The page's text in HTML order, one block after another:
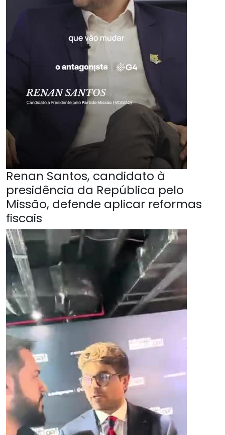
Renan Santos, candidato à
presidência da República pelo
Missão, defende aplicar reformas
fiscais